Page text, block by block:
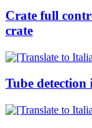
Crate full
crate
Tube detection